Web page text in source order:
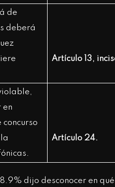
de
deberá
Artículo 13,
en
concurso
Artículo 24.
dijo desconocer en